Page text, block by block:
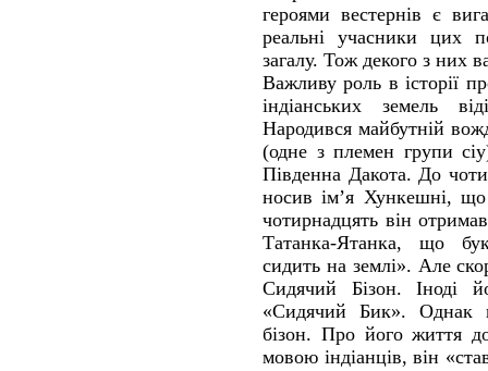
героями вестернів є
реальні учасники цих
загалу. Тож декого з них
Важливу роль в історії
індіанських земель
Народився майбутній
(одне з племен групи
Південна Дакота. До
носив ім’я Хункешні,
чотирнадцять він
Татанка-Ятанка, що
сидить на землі». Але
Сидячий Бізон. Іноді
«Сидячий Бик». Однак
бізон. Про його життя
мовою індіанців, він